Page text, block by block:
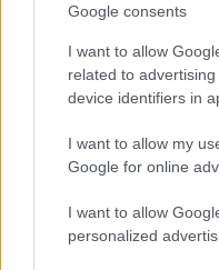
Google consents
I want to allow
related to
device identifiers in
I want to allow my
Google for online
I want to allow
personalized
physicality και
στην 5η
3-2 και
- άουτ του
του Group C.
Αλεκσάντερ